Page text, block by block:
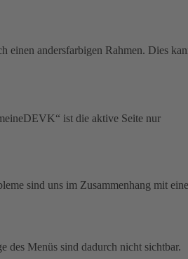
einen andersfarbigen Rahmen. Dies
ist die aktive Seite nur
sind uns im Zusammenhang mit
des Menüs sind dadurch nicht sichtbar.